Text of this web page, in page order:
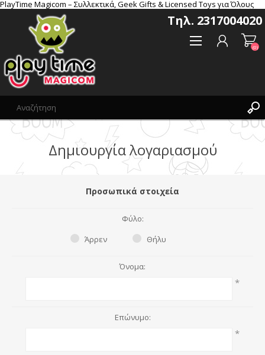
PlayTime Magicom – Συλλεκτικά, Geek Gifts & Licensed Toys για Όλους
Τηλ. 2317004020
Δημιoυργία λογαριασμού
(0)
Δημιoυργία λογαριασμού
Προσωπικά στοιχεία
Φύλο:
Άρρεν
Θήλυ
Όνομα:
*
Επώνυμο:
*